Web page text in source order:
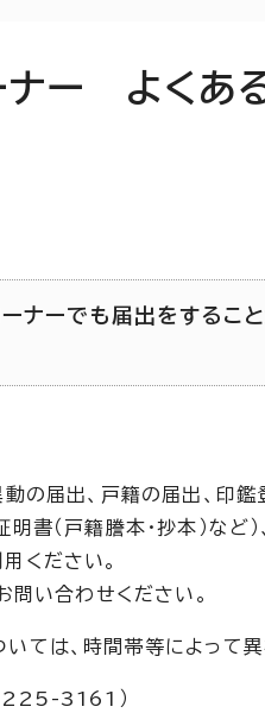
ナー よくあ
ーナーでも届出をする
の届出、戸籍の届出、印鑑
書（戸籍謄本・抄本）な
ください。
問い合わせください。
ては、時間帯等によって
225-3161）